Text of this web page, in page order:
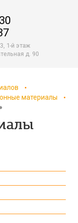
1-й этаж
д. 90
материалы